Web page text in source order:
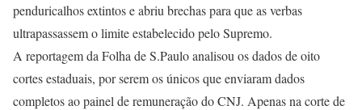
penduricalhos extintos e abriu brechas para que as verbas
ultrapassassem o limite estabelecido pelo Supremo.
A reportagem da Folha de S.Paulo analisou os dados de oito
cortes estaduais, por serem os únicos que enviaram dados
completos ao painel de remuneração do CNJ. Apenas na corte de